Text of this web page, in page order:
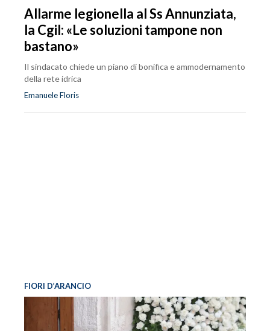
Allarme legionella al Ss Annunziata,
la Cgil: «Le soluzioni tampone non
bastano»
Il sindacato chiede un piano di bonifica e ammodernamento
della rete idrica
Emanuele Floris
FIORI D’ARANCIO